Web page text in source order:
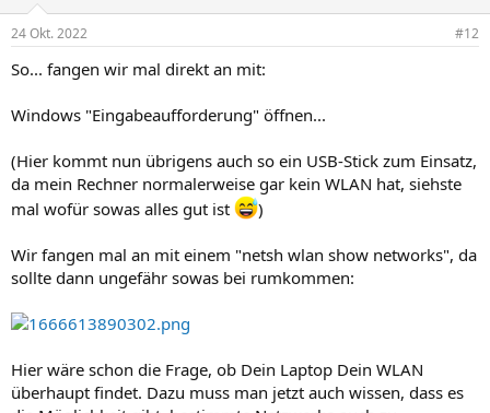
24 Okt. 2022 #12
So... fangen wir mal direkt an mit:
Windows "Eingabeaufforderung" öffnen...
(Hier kommt nun übrigens auch so ein USB-Stick zum Einsatz,
da mein Rechner normalerweise gar kein WLAN hat, siehste
mal wofür sowas alles gut ist
)
Wir fangen mal an mit einem "netsh wlan show networks", da
sollte dann ungefähr sowas bei rumkommen:
Hier wäre schon die Frage, ob Dein Laptop Dein WLAN
überhaupt findet. Dazu muss man jetzt auch wissen, dass es